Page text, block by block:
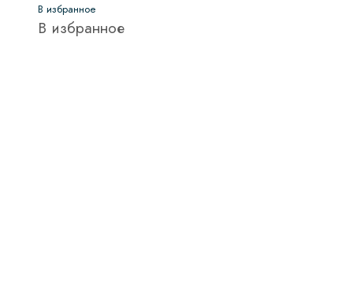
В избранное
В избранное